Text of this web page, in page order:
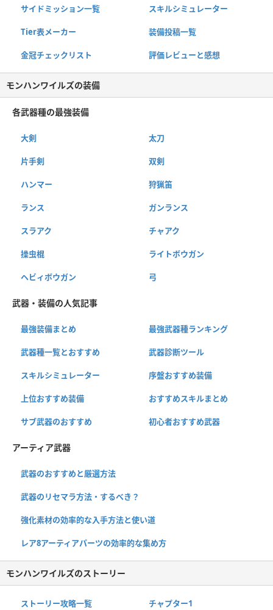
サイドミッション一覧 スキルシミュレーター
Tier表メーカー 装備投稿一覧
金冠チェックリスト 評価レビューと感想
モンハンワイルズの装備
各武器種の最強装備
大剣 太刀
片手剣 双剣
ハンマー 狩猟笛
ランス ガンランス
スラアク チャアク
操虫棍 ライトボウガン
ヘビィボウガン 弓
武器・装備の人気記事
最強装備まとめ 最強武器種ランキング
武器種一覧とおすすめ 武器診断ツール
スキルシミュレーター 序盤おすすめ装備
上位おすすめ装備 おすすめスキルまとめ
サブ武器のおすすめ 初心者おすすめ武器
アーティア武器
武器のおすすめと厳選方法
武器のリセマラ方法・するべき？
強化素材の効率的な入手方法と使い道
レア8アーティアパーツの効率的な集め方
モンハンワイルズのストーリー
ストーリー攻略一覧 チャプター1